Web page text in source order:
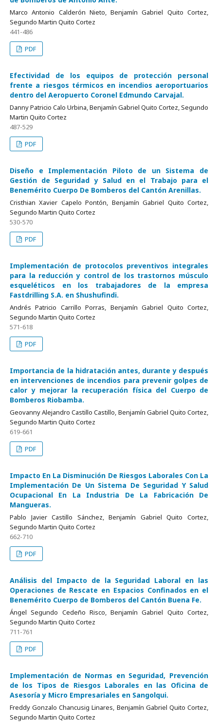
Marco Antonio Calderón Nieto, Benjamín Gabriel Quito Cortez,
Segundo Martin Quito Cortez
441-486
PDF
Efectividad de los equipos de protección personal
frente a riesgos térmicos en incendios aeroportuarios
dentro del Aeropuerto Coronel Edmundo Carvajal.
Danny Patricio Calo Urbina, Benjamín Gabriel Quito Cortez, Segundo
Martin Quito Cortez
487-529
PDF
Diseño e Implementación Piloto de un Sistema de
Gestión de Seguridad y Salud en el Trabajo para el
Benemérito Cuerpo De Bomberos del Cantón Arenillas.
Cristhian Xavier Capelo Pontón, Benjamín Gabriel Quito Cortez,
Segundo Martin Quito Cortez
530-570
PDF
Implementación de protocolos preventivos integrales
para la reducción y control de los trastornos músculo
esqueléticos en los trabajadores de la empresa
Fastdrilling S.A. en Shushufindi.
Andrés Patricio Carrillo Porras, Benjamín Gabriel Quito Cortez,
Segundo Martin Quito Cortez
571-618
PDF
Importancia de la hidratación antes, durante y después
en intervenciones de incendios para prevenir golpes de
calor y mejorar la recuperación física del Cuerpo de
Bomberos Riobamba.
Geovanny Alejandro Castillo Castillo, Benjamín Gabriel Quito Cortez,
Segundo Martin Quito Cortez
619-661
PDF
Impacto En La Disminución De Riesgos Laborales Con La
Implementación De Un Sistema De Seguridad Y Salud
Ocupacional En La Industria De La Fabricación De
Mangueras.
Pablo Javier Castillo Sánchez, Benjamín Gabriel Quito Cortez,
Segundo Martin Quito Cortez
662-710
PDF
Análisis del Impacto de la Seguridad Laboral en las
Operaciones de Rescate en Espacios Confinados en el
Benemérito Cuerpo de Bomberos del Cantón Buena Fe.
Ángel Segundo Cedeño Risco, Benjamín Gabriel Quito Cortez,
Segundo Martin Quito Cortez
711-761
PDF
Implementación de Normas en Seguridad, Prevención
de los Tipos de Riesgos Laborales en las Oficina de
Asesoría y Micro Empresariales en Sangolqui.
Freddy Gonzalo Chancusig Linares, Benjamín Gabriel Quito Cortez,
Segundo Martin Quito Cortez